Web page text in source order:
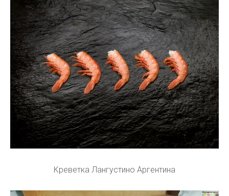
Креветка Лангустино Аргентина